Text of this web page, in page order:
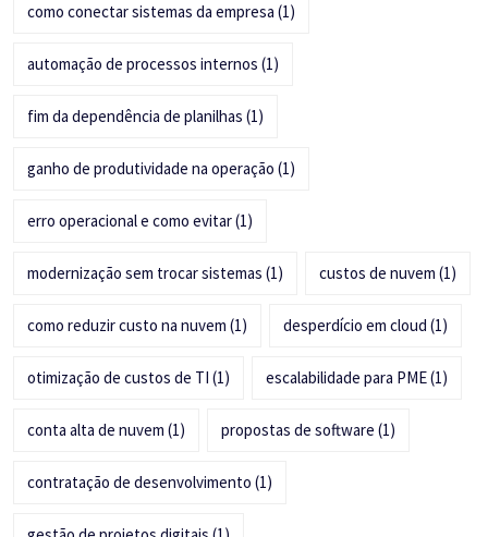
como conectar sistemas da empresa (1)
automação de processos internos (1)
fim da dependência de planilhas (1)
ganho de produtividade na operação (1)
erro operacional e como evitar(1)
modernização sem trocar sistemas (1) custos de nuvem (1)
como reduzir custo na nuvem (1) desperdício em cloud (1)
otimização de custos de TI (1) escalabilidade para PME(1)
conta alta de nuvem (1) propostas de software (1)
contratação de desenvolvimento (1)